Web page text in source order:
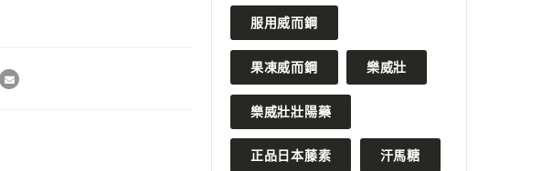
服用威而鋼
果凍威而鋼 樂威壯
樂威壯壯陽藥
正品日本藤素 汗馬糖